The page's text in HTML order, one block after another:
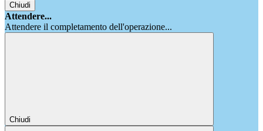
Chiudi
Attendere...
Attendere il completamento dell'operazione...
Chiudi